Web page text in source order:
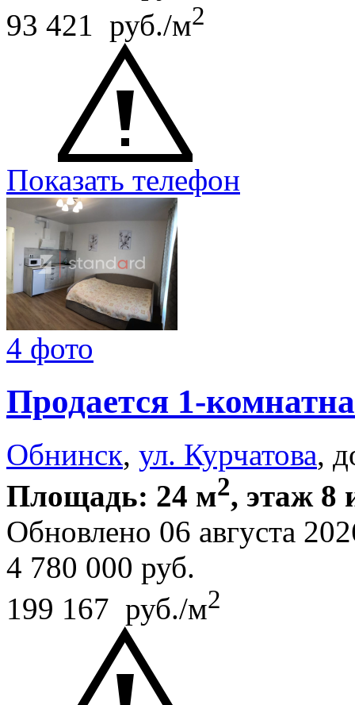
93 421 руб./м2
Показать телефон
4 фото
Продается 1-
Обнинск, ул. Курчатова,
Площадь: 24 м2, этаж 8
Обновлено 06 августа
4 780 000 руб.
199 167 руб./м2